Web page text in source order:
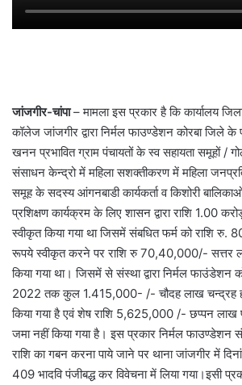
जांजगीर-चांपा– मामला इस प्रकार है कि कार्यालय
कॉलेज जांजगीर द्वारा निर्मल फाउण्डेशन कोरबा जिले के
खनन प्रभावित ग्राम पंचायतों के स्व सहायता समूहों /
संसाधन केन्द्रो में महिला सशक्तीकरण में महिला
समूह के सदस्य आंगनबाडी कार्यकर्ता व किशोरी
प्रशिक्षण कार्यक्रम के लिए शासन द्वारा राशि 1.00
स्वीकृत किया गया था जिसमें संबधित फर्म को राशि
रूपये स्वीकृत करने पर राशि रु 70,40,000/- सत्तर
किया गया था। जिसमें से संस्था द्वारा निर्मल फाउंडेशन
2022 तक कुल 1.415,000- /- चौदह लाख चन्द्रह
किया गया है एवं शेष राशि 5,625,000 /- छप्पन लाख
जमा नहीं किया गया है। इस प्रकार निर्मल फाउण्डेशन
राशि का गबन करना पाये जाने पर थाना जांजगीर में
409 भादवि पंजीबद्ध कर विवेचना में लिया गया।इसी